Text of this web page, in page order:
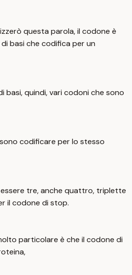
questa parola, il codone è
basi che codifica per un
basi, quindi, vari codoni che sono
codificare per lo stesso
tre, anche quattro, triplette
il codone di stop.
particolare è che il codone di